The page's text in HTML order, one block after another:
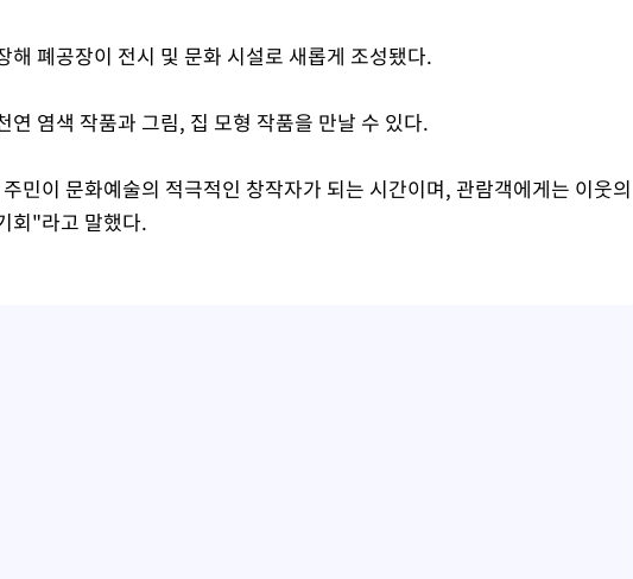
해 폐공장이 전시 및 문화 시설로 새롭게 조성됐다.
연 염색 작품과 그림, 집 모형 작품을 만날 수 있다.
민이 문화예술의 적극적인 창작자가 되는 시간이며, 관람객에게는 이웃의
회"라고 말했다.